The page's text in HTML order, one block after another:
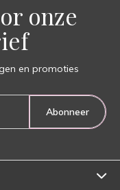
onze
en promoties
Abonneer